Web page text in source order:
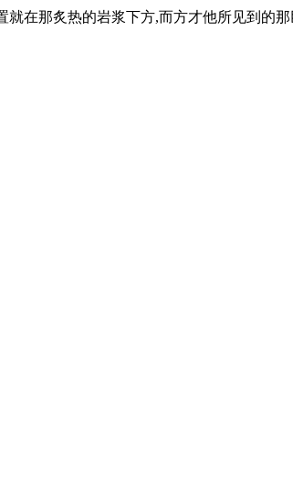
在那炙热的岩浆下方,而方才他所见到的